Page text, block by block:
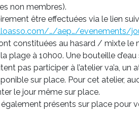
non membres).
être effectuées via le lien
…/aep…/evenements/
constituées au hasard / mixte
plage à 10h00. Une bouteille
pas participer à l’atelier va’a,
sur place. Pour cet atelier,
le jour même sur place.
présents sur place pour